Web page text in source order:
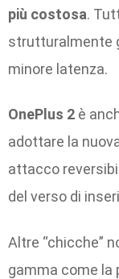
più costosa.
strutturalmente
minore latenza.
OnePlus 2 è
adottare la
attacco
del verso di
Altre “chicche”
gamma come la